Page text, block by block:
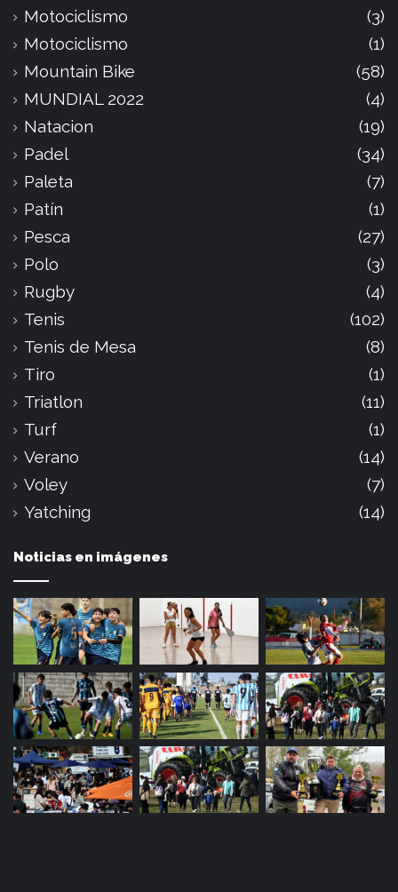
Motociclismo
(3)
Motociclismo
(1)
Mountain Bike
(58)
MUNDIAL 2022
(4)
Natacion
(19)
Padel
(34)
Paleta
(7)
Patín
(1)
Pesca
(27)
Polo
(3)
Rugby
(4)
Tenis
(102)
Tenis de Mesa
(8)
Tiro
(1)
Triatlon
(11)
Turf
(1)
Verano
(14)
Voley
(7)
Yatching
(14)
Noticias en imágenes